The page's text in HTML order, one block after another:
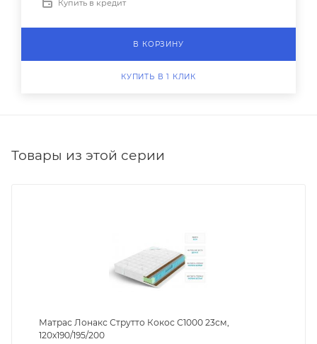
Купить в кредит
В КОРЗИНУ
КУПИТЬ В 1 КЛИК
Товары из этой серии
Матрас Лонакс Струтто Кокос С1000 23см,
120х190/195/200